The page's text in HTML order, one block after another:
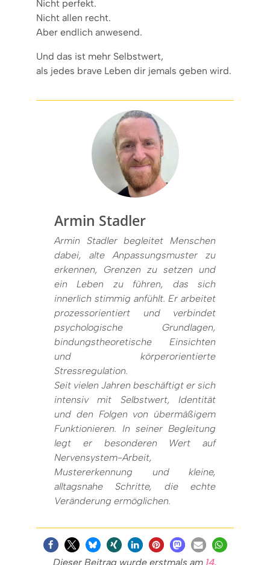
Nicht perfekt.
Nicht allen recht.
Aber endlich anwesend.
Und das ist mehr Selbstwert,
als jedes brave Leben dir jemals geben wird.
Armin Stadler
Armin Stadler begleitet Menschen
dabei, alte Anpassungsmuster zu
erkennen, Grenzen zu setzen und
ein Leben zu führen, das sich
innerlich stimmig anfühlt. Er arbeitet
prozessorientiert und verbindet
psychologische Grundlagen,
bindungstheoretische Einsichten
und körperorientierte
Stressregulation.
Seit vielen Jahren beschäftigt er sich
intensiv mit Selbstwert, Identität
und den Folgen von übermäßigem
Funktionieren. In seiner Begleitung
legt er besonderen Wert auf
Nervensystem-Arbeit,
Mustererkennung und kleine,
alltagsnahe Schritte, die echte
Veränderung ermöglichen.
Dieser Beitrag wurde erstmals am 14.